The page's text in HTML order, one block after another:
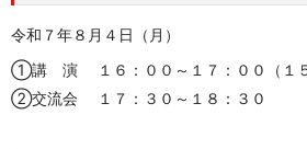
令和７年８月４日（月）
①講 演 １６：００～１７：００（１５
②交流会 １７：３０～１８：３０